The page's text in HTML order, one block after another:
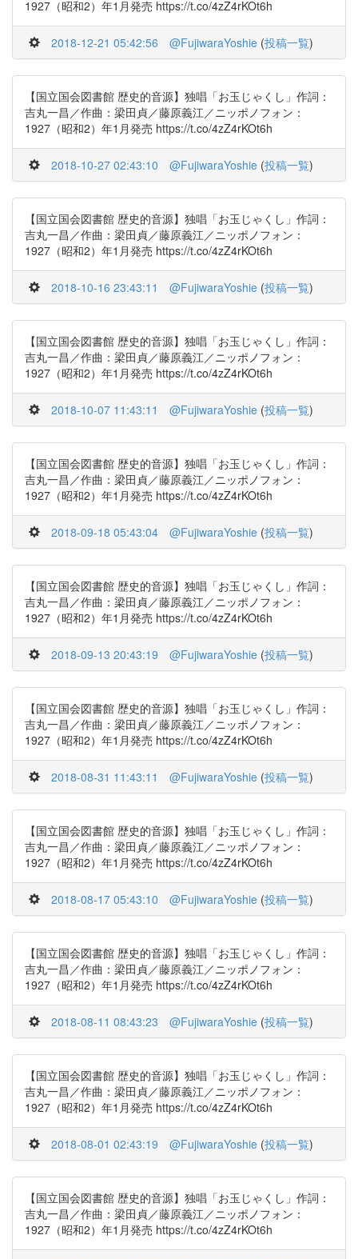
1927（昭和2）年1月発売 https://t.co/4zZ4rKOt6h
2018-12-21 05:42:56 @FujiwaraYoshie (投稿一覧)
【国立国会図書館 歴史的音源】独唱「お玉じゃくし」作詞：
吉丸一昌／作曲：梁田貞／藤原義江／ニッポノフォン：
1927（昭和2）年1月発売 https://t.co/4zZ4rKOt6h
2018-10-27 02:43:10 @FujiwaraYoshie (投稿一覧)
【国立国会図書館 歴史的音源】独唱「お玉じゃくし」作詞：
吉丸一昌／作曲：梁田貞／藤原義江／ニッポノフォン：
1927（昭和2）年1月発売 https://t.co/4zZ4rKOt6h
2018-10-16 23:43:11 @FujiwaraYoshie (投稿一覧)
【国立国会図書館 歴史的音源】独唱「お玉じゃくし」作詞：
吉丸一昌／作曲：梁田貞／藤原義江／ニッポノフォン：
1927（昭和2）年1月発売 https://t.co/4zZ4rKOt6h
2018-10-07 11:43:11 @FujiwaraYoshie (投稿一覧)
【国立国会図書館 歴史的音源】独唱「お玉じゃくし」作詞：
吉丸一昌／作曲：梁田貞／藤原義江／ニッポノフォン：
1927（昭和2）年1月発売 https://t.co/4zZ4rKOt6h
2018-09-18 05:43:04 @FujiwaraYoshie (投稿一覧)
【国立国会図書館 歴史的音源】独唱「お玉じゃくし」作詞：
吉丸一昌／作曲：梁田貞／藤原義江／ニッポノフォン：
1927（昭和2）年1月発売 https://t.co/4zZ4rKOt6h
2018-09-13 20:43:19 @FujiwaraYoshie (投稿一覧)
【国立国会図書館 歴史的音源】独唱「お玉じゃくし」作詞：
吉丸一昌／作曲：梁田貞／藤原義江／ニッポノフォン：
1927（昭和2）年1月発売 https://t.co/4zZ4rKOt6h
2018-08-31 11:43:11 @FujiwaraYoshie (投稿一覧)
【国立国会図書館 歴史的音源】独唱「お玉じゃくし」作詞：
吉丸一昌／作曲：梁田貞／藤原義江／ニッポノフォン：
1927（昭和2）年1月発売 https://t.co/4zZ4rKOt6h
2018-08-17 05:43:10 @FujiwaraYoshie (投稿一覧)
【国立国会図書館 歴史的音源】独唱「お玉じゃくし」作詞：
吉丸一昌／作曲：梁田貞／藤原義江／ニッポノフォン：
1927（昭和2）年1月発売 https://t.co/4zZ4rKOt6h
2018-08-11 08:43:23 @FujiwaraYoshie (投稿一覧)
【国立国会図書館 歴史的音源】独唱「お玉じゃくし」作詞：
吉丸一昌／作曲：梁田貞／藤原義江／ニッポノフォン：
1927（昭和2）年1月発売 https://t.co/4zZ4rKOt6h
2018-08-01 02:43:19 @FujiwaraYoshie (投稿一覧)
【国立国会図書館 歴史的音源】独唱「お玉じゃくし」作詞：
吉丸一昌／作曲：梁田貞／藤原義江／ニッポノフォン：
1927（昭和2）年1月発売 https://t.co/4zZ4rKOt6h